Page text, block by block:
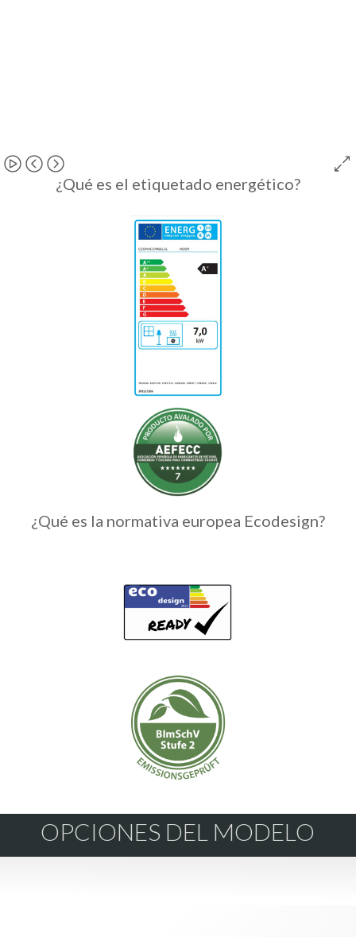
¿Qué es el etiquetado energético?
¿Qué es la normativa europea Ecodesign?
OPCIONES DEL MODELO